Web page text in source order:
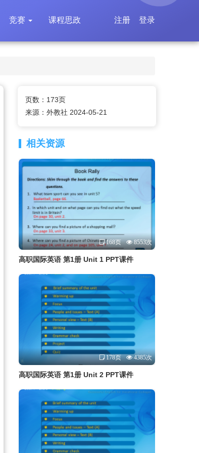
竞赛 课程思政 登录
注册
页数：173页
来源：外教社 2024-05-21
相关资源
168页 8553次
高职国际英语 第1册 Unit 1 PPT课件
178页 4385次
高职国际英语 第1册 Unit 2 PPT课件